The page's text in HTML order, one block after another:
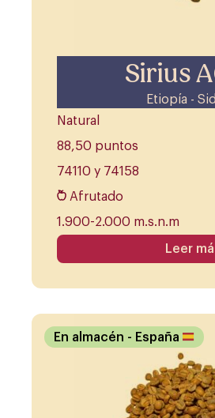
Sirius
Etiopía -
Natural
88,50 puntos
74110 y 74158
Afrutado
1.900-2.000 m.s.n.m
Leer
En almacén - España